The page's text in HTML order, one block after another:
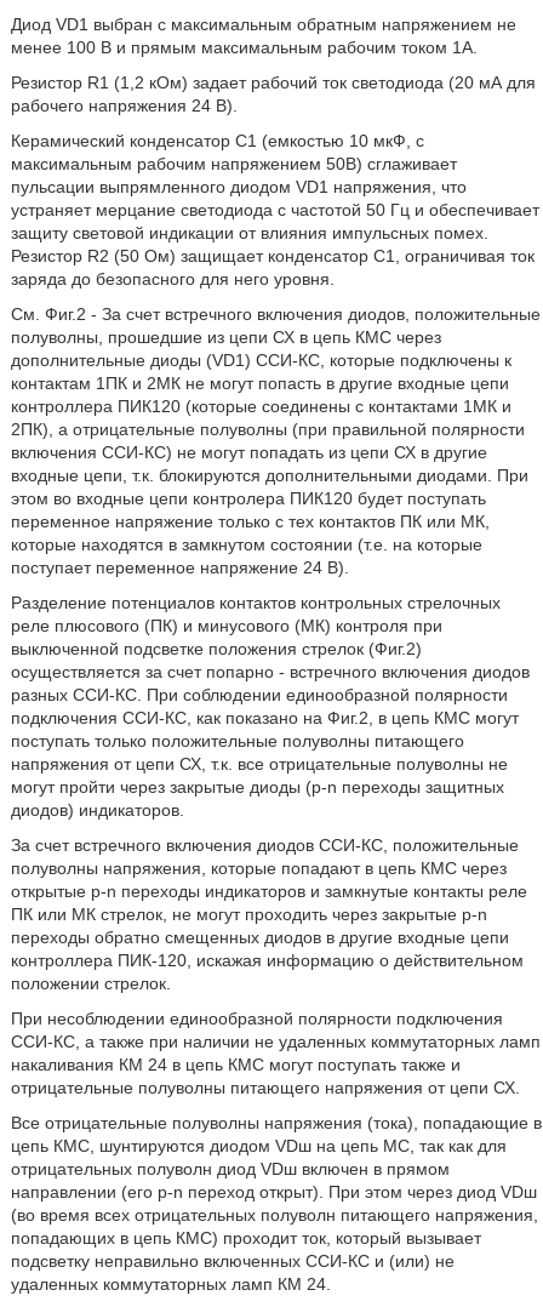
Диод VD1 выбран с максимальным обратным напряжением не
менее 100 В и прямым максимальным рабочим током 1А.
Резистор R1 (1,2 кОм) задает рабочий ток светодиода (20 мА для
рабочего напряжения 24 В).
Керамический конденсатор С1 (емкостью 10 мкФ, с
максимальным рабочим напряжением 50B) сглаживает
пульсации выпрямленного диодом VD1 напряжения, что
устраняет мерцание светодиода с частотой 50 Гц и обеспечивает
защиту световой индикации от влияния импульсных помех.
Резистор R2 (50 Ом) защищает конденсатор С1, ограничивая ток
заряда до безопасного для него уровня.
См. Фиг.2 - За счет встречного включения диодов, положительные
полуволны, прошедшие из цепи СХ в цепь КМС через
дополнительные диоды (VD1) ССИ-КС, которые подключены к
контактам 1ПК и 2МК не могут попасть в другие входные цепи
контроллера ПИК120 (которые соединены с контактами 1МК и
2ПК), а отрицательные полуволны (при правильной полярности
включения ССИ-КС) не могут попадать из цепи СХ в другие
входные цепи, т.к. блокируются дополнительными диодами. При
этом во входные цепи контролера ПИК120 будет поступать
переменное напряжение только с тех контактов ПК или МК,
которые находятся в замкнутом состоянии (т.е. на которые
поступает переменное напряжение 24 В).
Разделение потенциалов контактов контрольных стрелочных
реле плюсового (ПК) и минусового (МК) контроля при
выключенной подсветке положения стрелок (Фиг.2)
осуществляется за счет попарно - встречного включения диодов
разных ССИ-КС. При соблюдении единообразной полярности
подключения ССИ-КС, как показано на Фиг.2, в цепь КМС могут
поступать только положительные полуволны питающего
напряжения от цепи СХ, т.к. все отрицательные полуволны не
могут пройти через закрытые диоды (p-n переходы защитных
диодов) индикаторов.
За счет встречного включения диодов ССИ-КС, положительные
полуволны напряжения, которые попадают в цепь КМС через
открытые p-n переходы индикаторов и замкнутые контакты реле
ПК или МК стрелок, не могут проходить через закрытые p-n
переходы обратно смещенных диодов в другие входные цепи
контроллера ПИК-120, искажая информацию о действительном
положении стрелок.
При несоблюдении единообразной полярности подключения
ССИ-КС, а также при наличии не удаленных коммутаторных ламп
накаливания КМ 24 в цепь КМС могут поступать также и
отрицательные полуволны питающего напряжения от цепи СХ.
Все отрицательные полуволны напряжения (тока), попадающие в
цепь КМС, шунтируются диодом VDш на цепь МС, так как для
отрицательных полуволн диод VDш включен в прямом
направлении (его p-n переход открыт). При этом через диод VDш
(во время всех отрицательных полуволн питающего напряжения,
попадающих в цепь КМС) проходит ток, который вызывает
подсветку неправильно включенных ССИ-КС и (или) не
удаленных коммутаторных ламп КМ 24.